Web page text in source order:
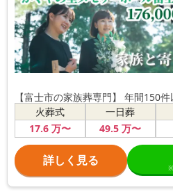
【富士市の家族葬専門】 年間150
火葬式
17.6万〜
一日葬
49.5 万〜
詳しく見る ※